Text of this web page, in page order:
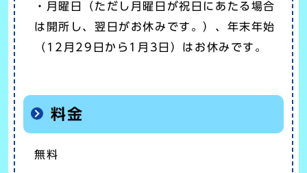
・月曜日（ただし月曜日が祝日にあたる場合
は開所し、翌日がお休みです。）、年末年始
（12月29日から1月3日）はお休みです。
料金
無料